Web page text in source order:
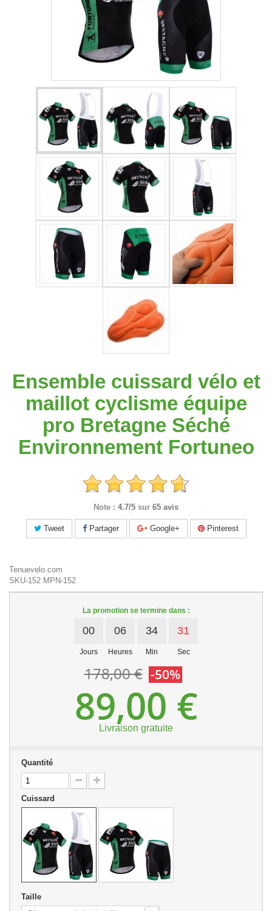
Ensemble cuissard vélo et
maillot cyclisme équipe
pro Bretagne Séché
Environnement Fortuneo
Note : 4.7/5 sur 65 avis
Tweet Partager Google+ Pinterest
Tenuevelo.com
SKU-152 MPN-152
La promotion se termine dans :
00
Jours
06
Heures
34
Min
31
Sec
178,00 € -50%
89,00 €
Livraison gratuite
Quantité
Cuissard
Taille